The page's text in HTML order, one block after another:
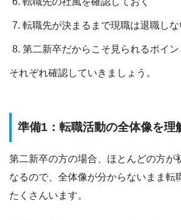
転職先が決まるまで現職は退職しな
第二新卒だからこそ見られるポイ
それぞれ確認していきましょう。
準備1：転職活動の全体像を理
第二新卒の方の場合、ほとんどの方が
なるので、全体像が分からないまま転
たくさんいます。